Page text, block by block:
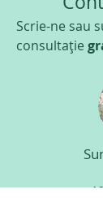
Scrie-ne sau
consultație